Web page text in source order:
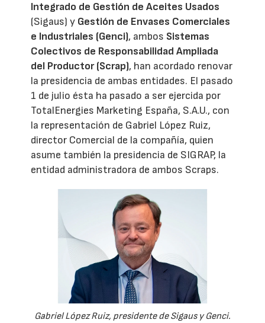
Integrado de Gestión de Aceites Usados
(Sigaus) y Gestión de Envases Comerciales
e Industriales (Genci), ambos Sistemas
Colectivos de Responsabilidad Ampliada
del Productor (Scrap), han acordado renovar
la presidencia de ambas entidades. El pasado
1 de julio ésta ha pasado a ser ejercida por
TotalEnergies Marketing España, S.A.U., con
la representación de Gabriel López Ruiz,
director Comercial de la compañía, quien
asume también la presidencia de SIGRAP, la
entidad administradora de ambos Scraps.
Gabriel López Ruiz, presidente de Sigaus y Genci.